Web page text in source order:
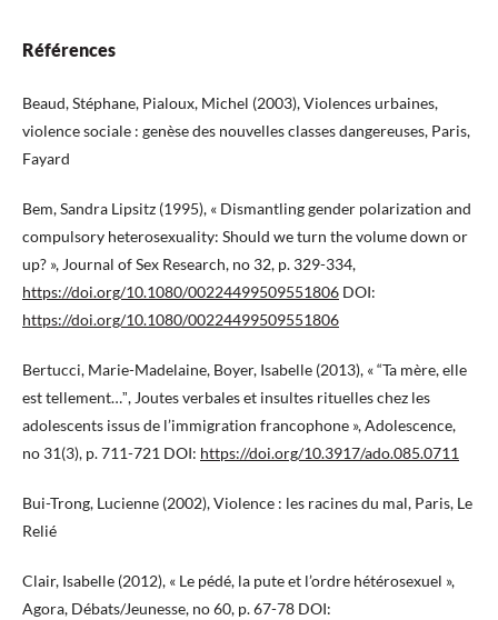
Références
Beaud, Stéphane, Pialoux, Michel (2003), Violences urbaines,
violence sociale : genèse des nouvelles classes dangereuses, Paris,
Fayard
Bem, Sandra Lipsitz (1995), « Dismantling gender polarization and
compulsory heterosexuality: Should we turn the volume down or
up? », Journal of Sex Research, no 32, p. 329-334,
https://doi.org/10.1080/00224499509551806 DOI:
https://doi.org/10.1080/00224499509551806
Bertucci, Marie-Madelaine, Boyer, Isabelle (2013), « “Ta mère, elle
est tellement…ˮ, Joutes verbales et insultes rituelles chez les
adolescents issus de l’immigration francophone », Adolescence,
no 31(3), p. 711-721 DOI: https://doi.org/10.3917/ado.085.0711
Bui-Trong, Lucienne (2002), Violence : les racines du mal, Paris, Le
Relié
Clair, Isabelle (2012), « Le pédé, la pute et l’ordre hétérosexuel »,
Agora, Débats/Jeunesse, no 60, p. 67-78 DOI: